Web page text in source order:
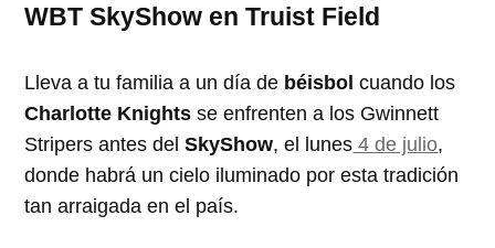
WBT SkyShow en Truist Field
Lleva a tu familia a un día de béisbolcuando los
Charlotte Knightsse enfrenten a los Gwinnett
Stripers antes delSkyShow, el lunes 4 de julio,
donde habrá un cielo iluminado por esta tradición
tan arraigada en el país.